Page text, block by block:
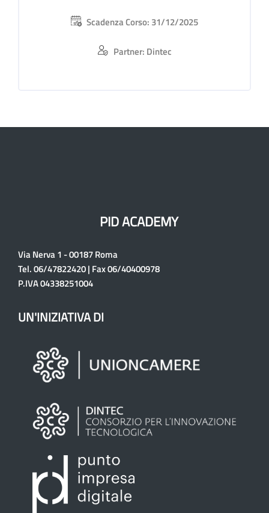
Scadenza Corso: 31/12/2025
Partner: Dintec
PID ACADEMY
Via Nerva 1 - 00187 Roma
Tel. 06/47822420 | Fax 06/40400978
P.IVA 04338251004
UN'INIZIATIVA DI